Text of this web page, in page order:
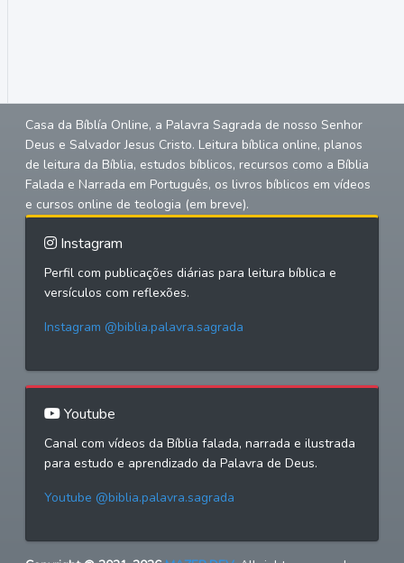
Casa da Bíblía Online, a Palavra Sagrada de nosso Senhor
Deus e Salvador Jesus Cristo. Leitura bíblica online, planos
de leitura da Bíblia, estudos bíblicos, recursos como a Bíblia
Falada e Narrada em Português, os livros bíblicos em vídeos
e cursos online de teologia (em breve).
Instagram
Perfil com publicações diárias para leitura bíblica e
versículos com reflexões.
Instagram @biblia.palavra.sagrada
Youtube
Canal com vídeos da Bíblia falada, narrada e ilustrada
para estudo e aprendizado da Palavra de Deus.
Youtube @biblia.palavra.sagrada